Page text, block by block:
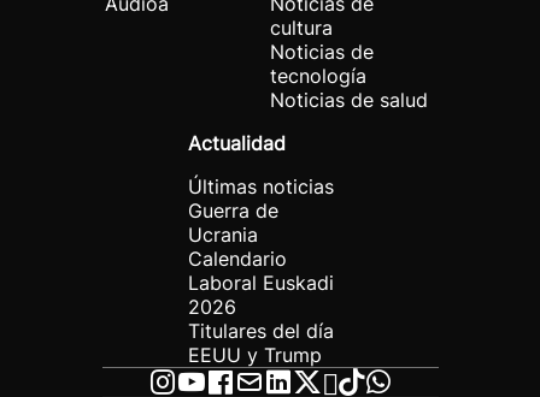
cultura
Noticias de
tecnología
Noticias de salud
Actualidad
Últimas noticias
Guerra de
Ucrania
Calendario
Laboral Euskadi
2026
Titulares del día
EEUU y Trump